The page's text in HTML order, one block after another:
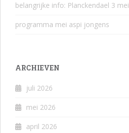
belangrijke info: Planckendael 3 mei
programma mei aspi jongens
ARCHIEVEN
juli 2026
mei 2026
april 2026